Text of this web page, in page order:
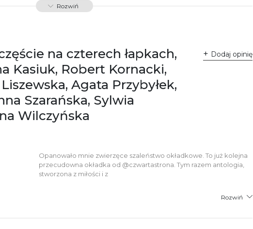
kontakt@wydajenamsie.pl
+48 61 623 38 38
Załącznik PDF
Rozwiń
na czterech łapkach,
Kasiuk, Robert Kornacki,
Agata Przybyłek,
Szarańska, Sylwia
Wilczyńska
Dodaj opinię
Opanowało mnie zwierzęce szaleństwo okładkowe. To już kolejna
przecudowna okładka od @czwartastrona. Tym razem antologia,
stworzona z miłości i z
Rozwiń